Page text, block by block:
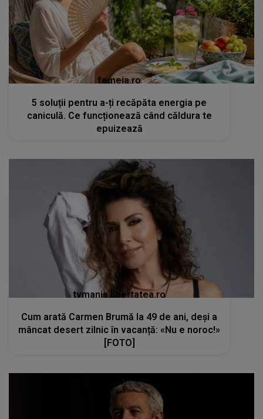
femeia.ro
5 soluții pentru a-ți recăpăta energia pe
caniculă. Ce funcționează când căldura te
epuizează
tvmania.libertatea.ro
Cum arată Carmen Brumă la 49 de ani, deși a
mâncat desert zilnic în vacanță: «Nu e noroc!»
[FOTO]